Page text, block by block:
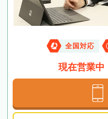
全国対応
現在営業中